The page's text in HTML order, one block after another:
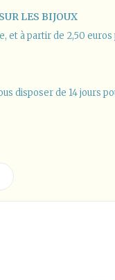
LES BIJOUX
et à partir de 2,50 euros
disposer de 14 jours